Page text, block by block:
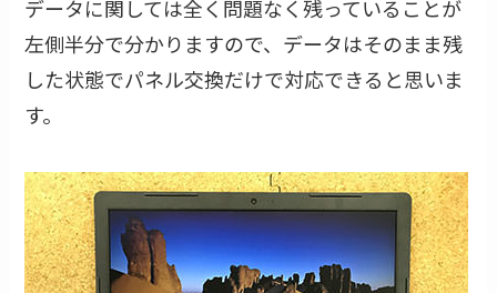
データに関しては全く問題なく残っていることが
左側半分で分かりますので、データはそのまま残
した状態でパネル交換だけで対応できると思いま
す。